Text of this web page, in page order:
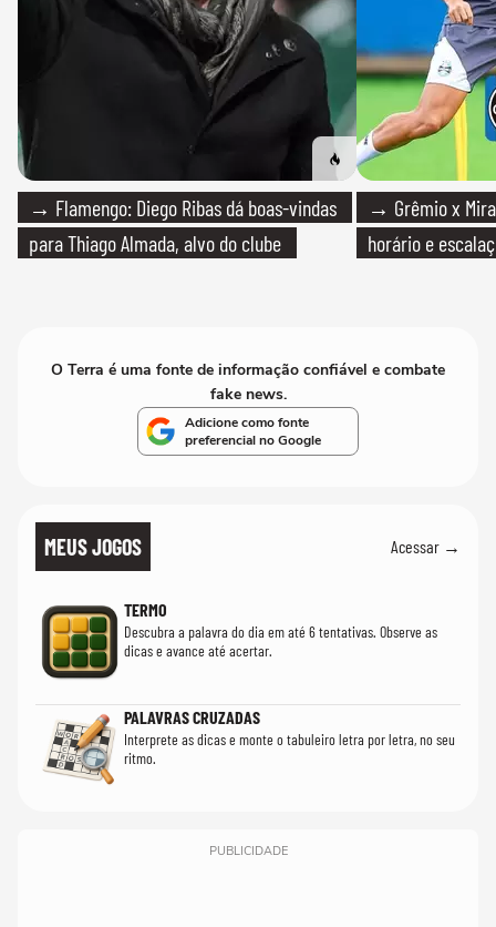
→ Flamengo: Diego Ribas dá boas-vindas
para Thiago Almada, alvo do clube
→ Grêmio x
horário e
O Terra é uma fonte de informação confiável e combate
fake news.
Adicione como fonte
preferencial no Google
MEUS JOGOS Acessar →
TERMO
Descubra a palavra do dia em até 6 tentativas. Observe as
dicas e avance até acertar.
PALAVRAS CRUZADAS
Interprete as dicas e monte o tabuleiro letra por letra, no seu
ritmo.
PUBLICIDADE